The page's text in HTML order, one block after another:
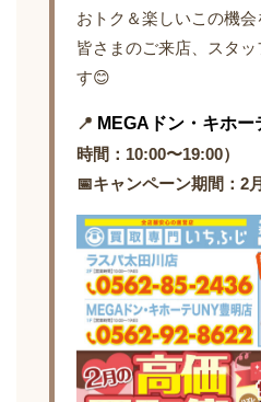
おトク＆楽しいこの機会
皆さまのご来店、スタ
す😊
📍 MEGAドン・キホ
時間：10:00〜19:00）
📅キャンペーン期間：2